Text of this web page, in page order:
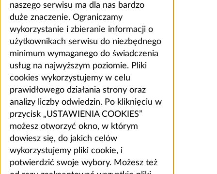
naszego serwisu ma dla nas bardzo
duże znaczenie. Ograniczamy
wykorzystanie i zbieranie informacji o
użytkownikach serwisu do niezbędnego
minimum wymaganego do świadczenia
usług na najwyższym poziomie. Pliki
cookies wykorzystujemy w celu
prawidłowego działania strony oraz
analizy liczby odwiedzin. Po kliknięciu w
przycisk „USTAWIENIA COOKIES”
możesz otworzyć okno, w którym
dowiesz się, do jakich celów
wykorzystujemy pliki cookie, i
potwierdzić swoje wybory. Możesz też